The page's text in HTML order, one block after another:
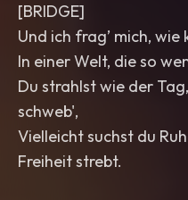
[BRIDGE]
Und ich frag’ mich, wie
In einer Welt, die so
Du strahlst wie der
schweb',
Vielleicht suchst du
Freiheit strebt.